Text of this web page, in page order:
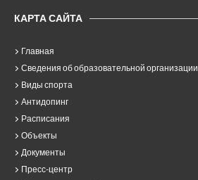
КАРТА САЙТА
Главная
Сведения об образовательной организации
Виды спорта
Антидопинг
Расписания
Объекты
Документы
Пресс-центр